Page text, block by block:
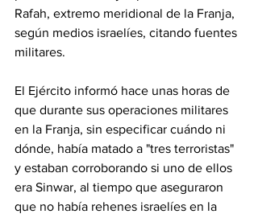
Rafah, extremo meridional de la Franja,
según medios israelíes, citando fuentes
militares.
El Ejército informó hace unas horas de
que durante sus operaciones militares
en la Franja, sin especificar cuándo ni
dónde, había matado a "tres terroristas"
y estaban corroborando si uno de ellos
era Sinwar, al tiempo que aseguraron
que no había rehenes israelíes en la